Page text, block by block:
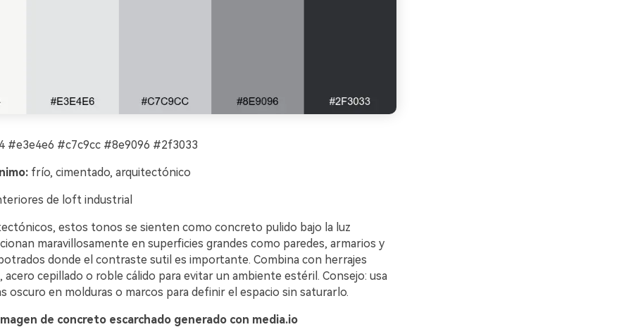
#c7c9cc #8e9096 #2f3033
frío, cimentado, arquitectónico
de loft industrial
estos tonos se sienten como concreto pulido bajo la luz
maravillosamente en superficies grandes como paredes, armarios y
donde el contraste sutil es importante. Combina con herrajes
acero cepillado o roble cálido para evitar un ambiente estéril. Consejo: usa
oscuro en molduras o marcos para definir el espacio sin saturarlo.
de concreto escarchado generado con media.io